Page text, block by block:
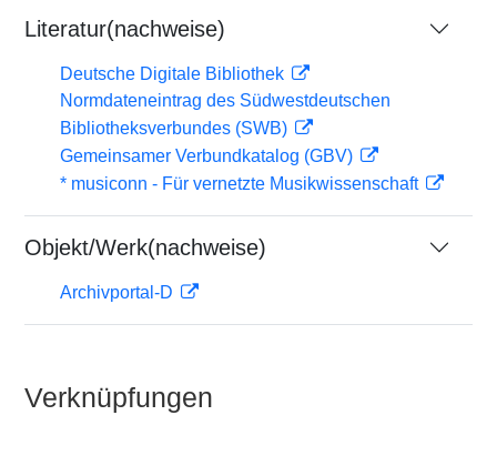
Literatur(nachweise)
Deutsche Digitale Bibliothek
Normdateneintrag des Südwestdeutschen
Bibliotheksverbundes (SWB)
Gemeinsamer Verbundkatalog (GBV)
* musiconn - Für vernetzte Musikwissenschaft
Objekt/Werk(nachweise)
Archivportal-D
Verknüpfungen